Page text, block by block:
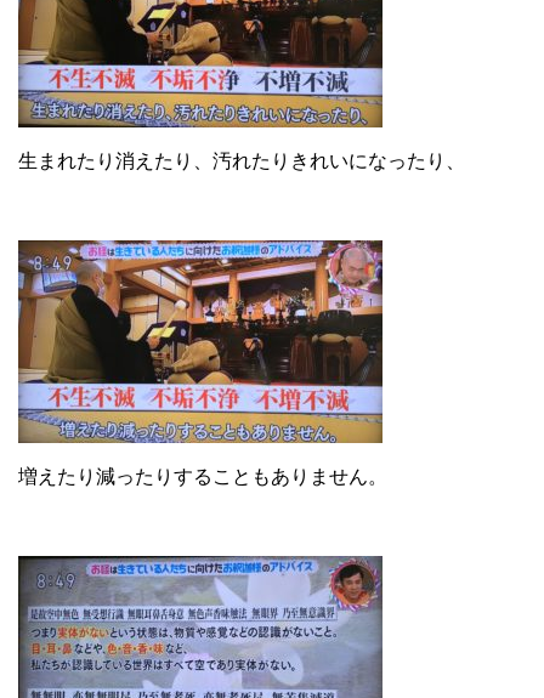
生まれたり消えたり、汚れたりきれいになったり、
増えたり減ったりすることもありません。